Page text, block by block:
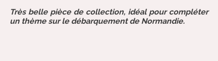
Très belle pièce de collection, idéal pour compléter
un thème sur le débarquement de Normandie.